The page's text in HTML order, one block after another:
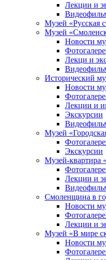
Лекции и
Музей «Русская
Музей
Новости
Лекци и
Исторический
Новости
Лекции и
Экскурсии
Музей
Экскурсии
Музей-квартира
Лекции и
Смоленщина в
Новости
Лекции и
Музей «В мире
Новости